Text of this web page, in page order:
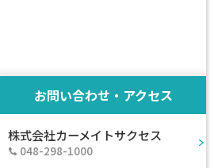
お問い合わせ・アクセス
株式会社カーメイトサクセス
048-298-1000